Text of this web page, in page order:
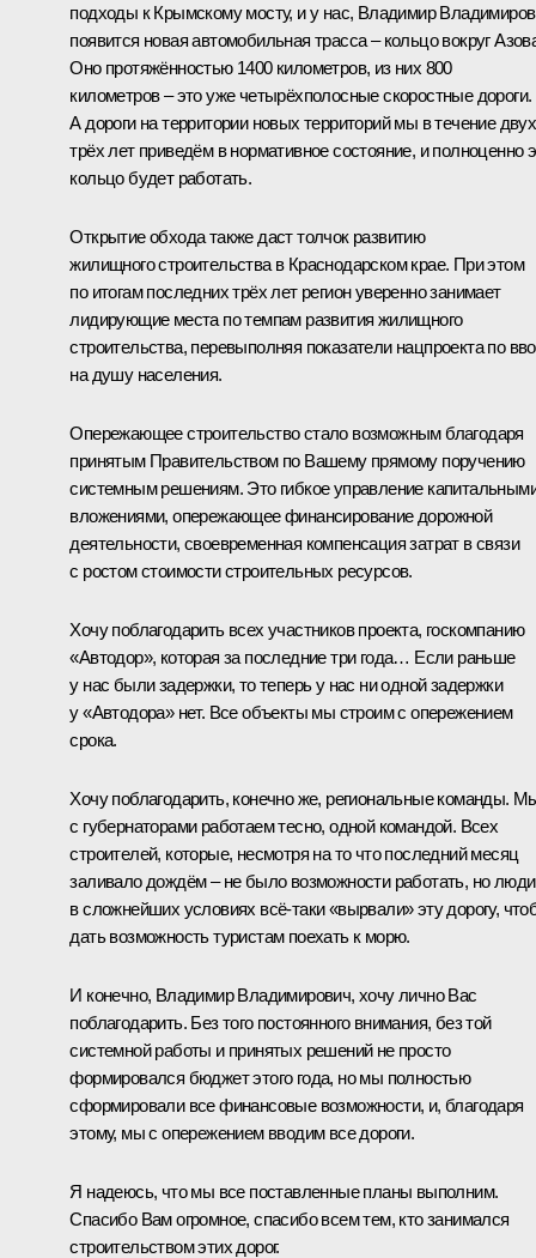
подходы к Крымскому мосту, и у нас, Владимир
появится новая автомобильная трасса – кольцо вокруг
Оно протяжённостью 1400 километров, из них 800
километров – это уже четырёхполосные скоростные дороги.
А дороги на территории новых территорий мы в течение
трёх лет приведём в нормативное состояние, и полноценно
кольцо будет работать.
Открытие обхода также даст толчок развитию
жилищного строительства в Краснодарском крае. При этом
по итогам последних трёх лет регион уверенно занимает
лидирующие места по темпам развития жилищного
строительства, перевыполняя показатели нацпроекта по
на душу населения.
Опережающее строительство стало возможным благодаря
принятым Правительством по Вашему прямому поручению
системным решениям. Это гибкое управление
вложениями, опережающее финансирование дорожной
деятельности, своевременная компенсация затрат в связи
с ростом стоимости строительных ресурсов.
Хочу поблагодарить всех участников проекта, госкомпанию
«Автодор», которая за последние три года… Если раньше
у нас были задержки, то теперь у нас ни одной задержки
у «Автодора» нет. Все объекты мы строим с опережением
срока.
Хочу поблагодарить, конечно же, региональные команды.
с губернаторами работаем тесно, одной командой. Всех
строителей, которые, несмотря на то что последний месяц
заливало дождём – не было возможности работать, но люди
в сложнейших условиях всё-таки «вырвали» эту дорогу,
дать возможность туристам поехать к морю.
И конечно, Владимир Владимирович, хочу лично Вас
поблагодарить. Без того постоянного внимания, без той
системной работы и принятых решений не просто
формировался бюджет этого года, но мы полностью
сформировали все финансовые возможности, и, благодаря
этому, мы с опережением вводим все дороги.
Я надеюсь, что мы все поставленные планы выполним.
Спасибо Вам огромное, спасибо всем тем, кто занимался
строительством этих дорог.